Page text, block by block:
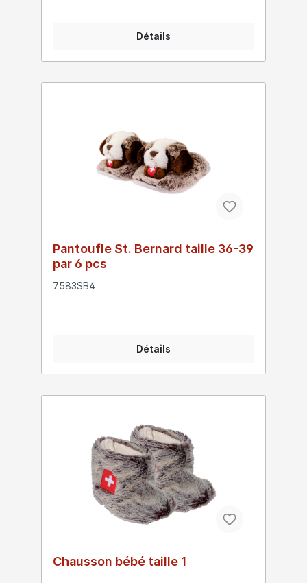
Détails
Pantoufle St. Bernard taille 36-39
par 6 pcs
7583SB4
Détails
Chausson bébé taille 1